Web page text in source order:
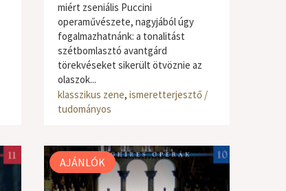
miért zseniális Puccini
operaművészete, nagyjából úgy
fogalmazhatnánk: a tonalitást
szétbomlasztó avantgárd
törekvéseket sikerült ötvöznie az
olaszok...
klasszikus zene, ismeretterjesztő /
tudományos
AJÁNLÓK